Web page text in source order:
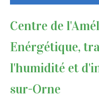
Centre de
Enérgétique,
l'humidité et
sur-Orne